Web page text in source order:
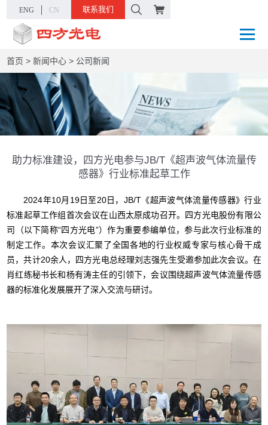
ENG CN 联系我们
首页 >新闻中心 > 公司新闻
助力标准建设，四方光电参与JB/T《超声波气体流量传
感器》行业标准起草工作
2024年10月19日至20日，JB/T《超声波气体流量传感器》行业
标准起草工作组首次会议在山西太原成功召开。四方光电股份有限公
司（以下简称“四方光电”）作为重要参编单位，参与此次行业标准的
制定工作。本次会议汇聚了全国各地的行业权威专家与核心骨干成
员，共计20余人，四方光电总经理刘志强先生受邀参加此次会议。在
肖红练秘书长和杨有涛主任的引领下，会议围绕超声波气体流量传感
器的标准化发展展开了深入交流与研讨。